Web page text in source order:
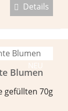
Details
NEU
Blumen
gefüllten 70g